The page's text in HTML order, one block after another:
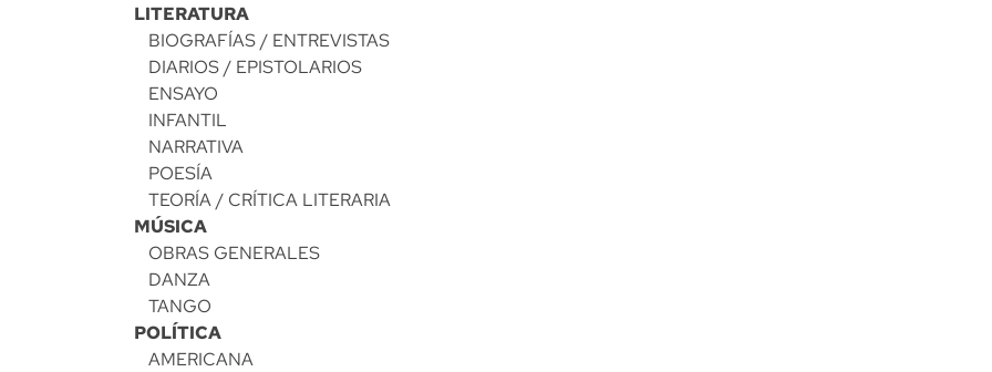
LITERATURA
BIOGRAFÍAS / ENTREVISTAS
DIARIOS / EPISTOLARIOS
ENSAYO
INFANTIL
NARRATIVA
POESÍA
TEORÍA / CRÍTICA LITERARIA
MÚSICA
OBRAS GENERALES
DANZA
TANGO
POLÍTICA
AMERICANA